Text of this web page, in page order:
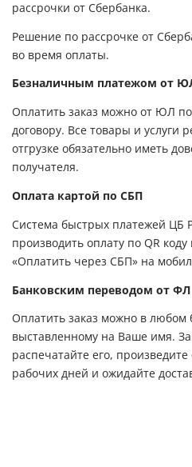
рассрочки от Сбербанка.
Решение по рассрочке от
во время оплаты.
Безналичным платежом от
Оплатить заказ можно от ЮЛ
договору. Все товары и услуги
отгрузке обязательно иметь
получателя.
Оплата картой по СБП
Система быстрых платежей ЦБ
производить оплату по QR
«Оплатить через СБП» на
Банковским переводом от ФЛ
Оплатить заказ можно в любом
выставленному на Ваше имя.
распечатайте его,
рабочих дней и ожидайте